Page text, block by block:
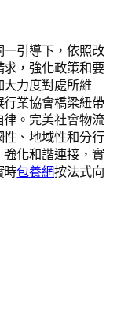
引導下，依照改
，強化政策和要
力度對處所維
業協會橋梁紐帶
。完美社會物流
、地域性和分行
化和諧連接，實
時包養網按法式向